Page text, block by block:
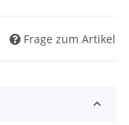
Frage zum Artikel